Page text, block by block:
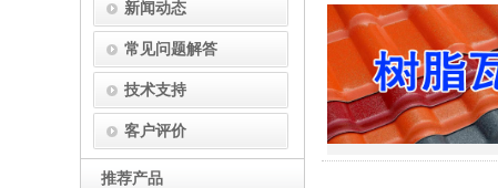
新闻动态
常见问题解答
技术支持
客户评价
推荐产品